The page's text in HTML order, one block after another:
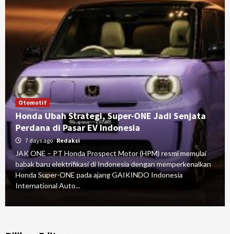
Otomotif
Honda Ubah Strategi, Super-ONE Jadi Senjata
Perdana di Pasar EV Indonesia
7 days ago Redaksi
JAK ONE – PT Honda Prospect Motor (HPM) resmi memulai
babak baru elektrifikasi di Indonesia dengan memperkenalkan
Honda Super-ONE pada ajang GAIKINDO Indonesia
International Auto...